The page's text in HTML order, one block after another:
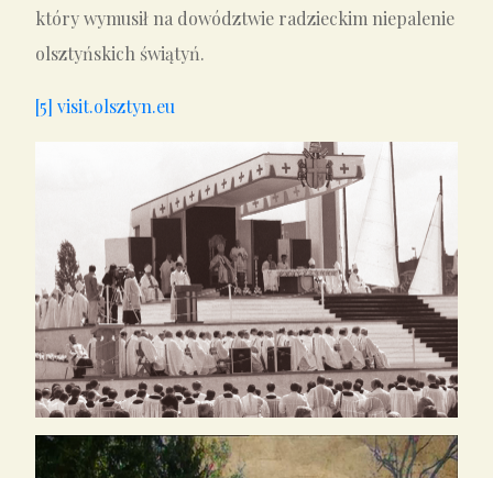
który wymusił na dowództwie radzieckim niepalenie
olsztyńskich świątyń.
[5] visit.olsztyn.eu